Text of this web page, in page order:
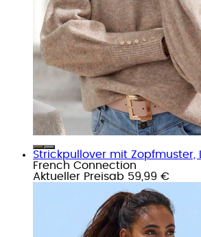
Strickpullover mit Zopfmuster,
French Connection
Aktueller Preisab 59,99 €